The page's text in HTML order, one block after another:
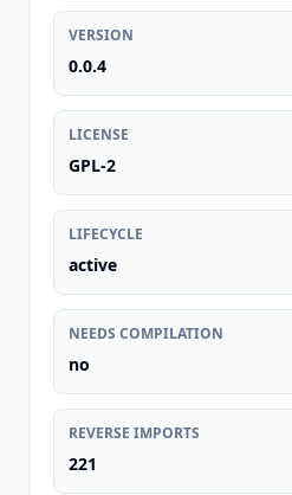
VERSION
0.0.4
LICENSE
GPL-2
LIFECYCLE
active
NEEDS COMPILATION
no
REVERSE IMPORTS
221